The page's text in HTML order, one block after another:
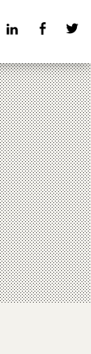
LinkedIn